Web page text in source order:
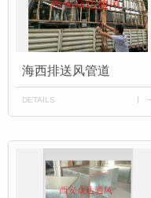
海西排送风管道
DETAILS